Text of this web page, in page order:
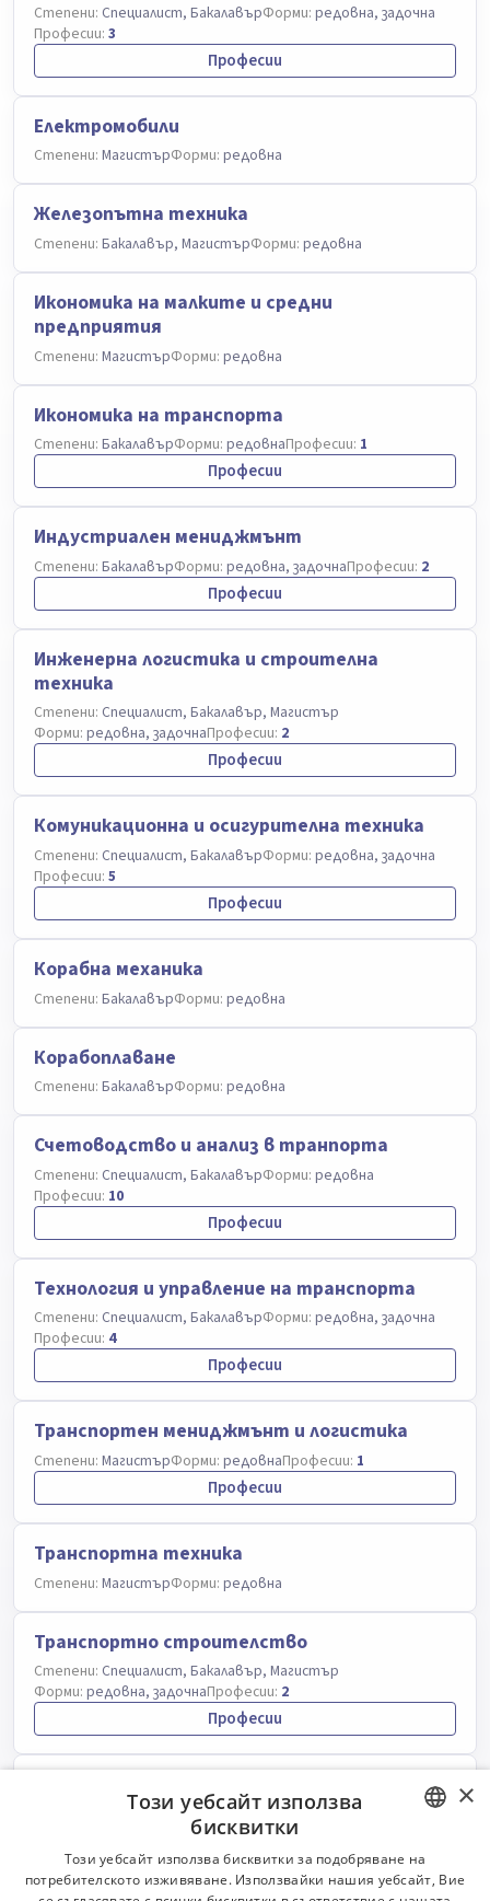
Степени: Специалист, БакалавърФорми: редовна, задочна
Професии: 3
Професии
Електромобили
Степени: МагистърФорми: редовна
Железопътна техника
Степени: Бакалавър, МагистърФорми: редовна
Икономика на малките и средни
предприятия
Степени: МагистърФорми: редовна
Икономика на транспорта
Степени: БакалавърФорми: редовнаПрофесии: 1
Професии
Индустриален мениджмънт
Степени: БакалавърФорми: редовна, задочнаПрофесии: 2
Професии
Инженерна логистика и строителна
техника
Степени: Специалист, Бакалавър, Магистър
Форми: редовна, задочнаПрофесии: 2
Професии
Комуникационна и осигурителна техника
Степени: Специалист, БакалавърФорми: редовна, задочна
Професии: 5
Професии
Корабна механика
Степени: БакалавърФорми: редовна
Корабоплаване
Степени: БакалавърФорми: редовна
Счетоводство и анализ в транпорта
Степени: Специалист, БакалавърФорми: редовна
Професии: 10
Професии
Технология и управление на транспорта
Степени: Специалист, БакалавърФорми: редовна, задочна
Професии: 4
Професии
Транспортен мениджмънт и логистика
Степени: МагистърФорми: редовнаПрофесии: 1
Професии
Транспортна техника
Степени: МагистърФорми: редовна
Транспортно строителство
Степени: Специалист, Бакалавър, Магистър
Форми: редовна, задочнаПрофесии: 2
Професии
МагистърФорми:редовна
Управление на рискови технологични
BULGARIAN
ENGLISH
×
Този уебсайт използва
бисквитки
Този уебсайт използва бисквитки за подобряване на
потребителското изживяване. Използвайки нашия уебсайт, Вие